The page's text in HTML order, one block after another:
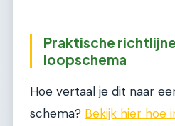
Praktische
loopschema
Hoe vertaal je dit naar
schema? Bekijk hier hoe